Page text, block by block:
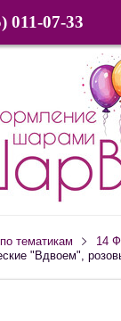
011-07-33
тематикам
14
"Вдвоем",